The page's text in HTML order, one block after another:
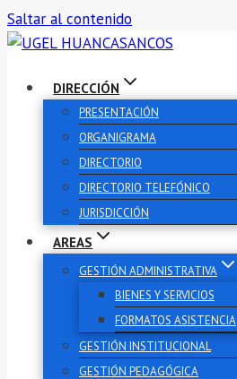
Saltar al contenido
DIRECCIÓN
PRESENTACIÓN
ORGANIGRAMA
DIRECTORIO
DIRECTORIO TELEFÓNICO
JURISDICCIÓN
AREAS
GESTIÓN ADMINISTRATIVA
BIENES Y SERVICIOS
FORMATOS ASISTENCIA
GESTIÓN INSTITUCIONAL
GESTIÓN PEDAGÓGICA